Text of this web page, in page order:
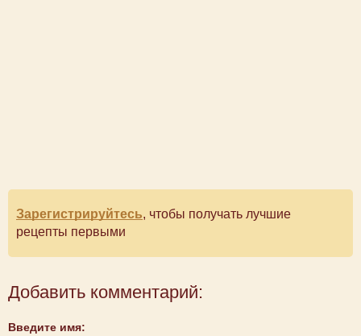
Зарегистрируйтесь, чтобы получать лучшие
рецепты первыми
Добавить комментарий:
Введите имя: